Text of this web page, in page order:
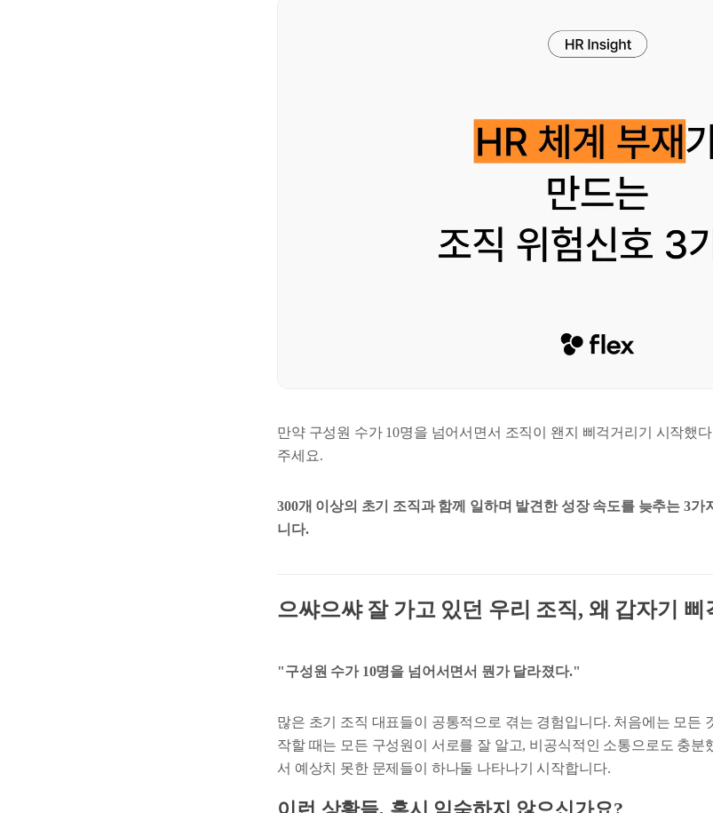
만약 구성원 수가 10명을 넘어서면서 조직이 왠지 삐걱거리기 시작했
주세요.
300개 이상의 초기 조직과 함께 일하며 발견한 성장 속도를 늦추는 3
니다.
으쌰으쌰 잘 가고 있던 우리 조직, 왜 갑자기 삐
"구성원 수가 10명을 넘어서면서 뭔가 달라졌다."
많은 초기 조직 대표들이 공통적으로 겪는 경험입니다. 처음에는 모든
작할 때는 모든 구성원이 서로를 잘 알고, 비공식적인 소통으로도 충분
서 예상치 못한 문제들이 하나둘 나타나기 시작합니다.